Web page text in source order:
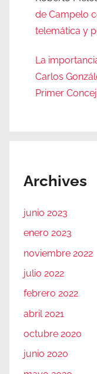
de Campelo
telemática y
La
Carlos
Primer
Archives
junio 2023
enero 2023
noviembre 2022
julio 2022
febrero 2022
abril 2021
octubre 2020
junio 2020